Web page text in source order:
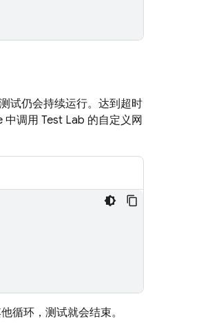
试仍会持续运行。达到超时
中调用 Test Lab 的自定义网
循环，测试就会结束。